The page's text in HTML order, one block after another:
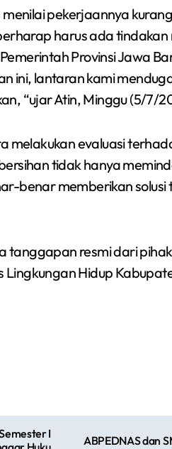
pekerjaannya
harus ada
Provinsi Jawa
ini, lantaran kami
“ujar Atin, Minggu (5/7/
melakukan evaluasi
tidak hanya
benar memberikan
tanggapan resmi dari
Hidup
I
ABPEDNAS dan